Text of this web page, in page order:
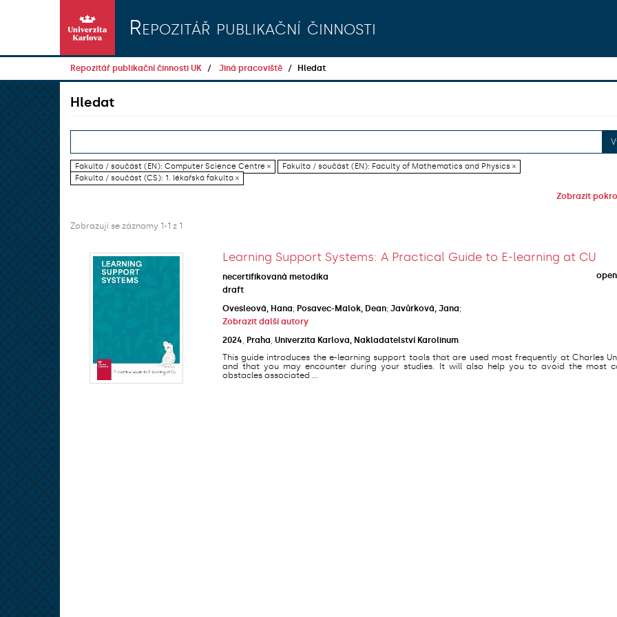
Repozitář publikační činnosti
Repozitář publikační činnosti UK Jiná pracoviště Hledat
Hledat
Fakulta / součást (EN): Computer Science Centre ×
Fakulta / součást (EN): Faculty of Mathematics and Physics ×
Fakulta / součást (CS): 1. lékařská fakulta ×
Zobrazit
Zobrazují se záznamy 1-1 z 1
Learning Support Systems: A Practical Guide to E-learning at CU
necertifikovaná metodika
draft
Ovesleová, Hana; Posavec-Malok, Dean; Javůrková, Jana;
Zobrazit další autory
2024
Praha Univerzita Karlova, Nakladatelství Karolinum
This guide introduces the e-learning support tools that are used most frequently at Charles
and that you may encounter during your studies. It will also help you to avoid the most
obstacles associated ...